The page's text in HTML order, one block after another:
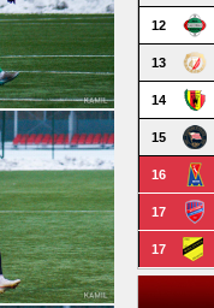
12
13
14
15
16
17
17